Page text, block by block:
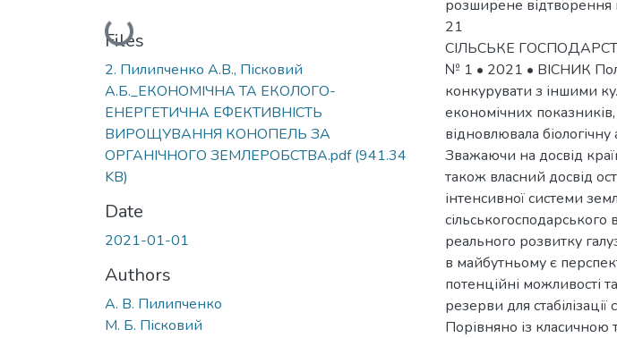
Loading...
Files
2. Пилипченко А.В., Пісковий
А.Б._ЕКОНОМІЧНА ТА ЕКОЛОГО-
ЕНЕРГЕТИЧНА ЕФЕКТИВНІСТЬ
ВИРОЩУВАННЯ КОНОПЕЛЬ ЗА
ОРГАНІЧНОГО ЗЕМЛЕРОБСТВА.pdf(941.34
KB)
Date
2021-01-01
Authors
А. В. Пилипченко
М. Б. Пісковий
розширене відтворення
21
СІЛЬСЬКЕ
№ 1 • 2021 • ВІСНИК
конкурувати з іншими
економічних показників,
відновлювала
Зважаючи на досвід
також власний досвід
інтенсивної системи
реального розвитку
в майбутньому є
потенційні можливості та
резерви для
Порівняно із